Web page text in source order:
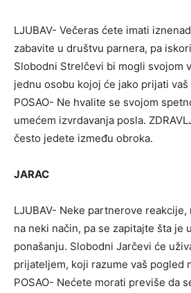
LJUBAV- Večeras ćete imati
zabavite u društvu parnera, pa
Slobodni Strelčevi bi mogli svojom
jednu osobu kojoj će jako prijati vaš
POSAO- Ne hvalite se svojom
umećem izvrdavanja posla.
često jedete između obroka.
JARAC
LJUBAV- Neke partnerove
na neki način, pa se zapitajte šta je
ponašanju. Slobodni Jarčevi će
prijateljem, koji razume vaš pogled
POSAO- Nećete morati previše da